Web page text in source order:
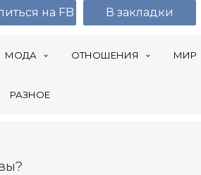
МОДА ОТНОШЕНИЯ МИР
РАЗНОЕ
на FB В закладки